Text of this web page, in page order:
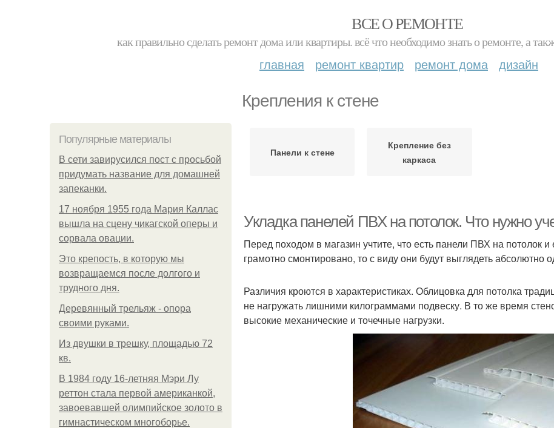
ВСЕ О РЕМОНТЕ
как правильно сделать ремонт дома или квартиры. всё что необходимо знать о ремонте, а
главная ремонт квартир ремонт дома дизайн
Крепления к стене
Популярные материалы
В сети завирусился пост с просьбой
придумать название для домашней
запеканки.
17 ноября 1955 года Мария Каллас
вышла на сцену чикагской оперы и
сорвала овации.
Это крепость, в которую мы
возвращаемся после долгого и
трудного дня.
Деревянный трельяж - опора
своими руками.
Из двушки в трешку, площадью 72
кв.
В 1984 году 16-летняя Мэри Лу
реттон стала первой американкой,
завоевавшей олимпийское золото в
гимнастическом многоборье.
Панели к стене
Крепление без
каркаса
Укладка панелей ПВХ на потолок. Что нужно
Перед походом в магазин учтите, что есть панели ПВХ на потолок
грамотно смонтировано, то с виду они будут выглядеть абсолютно
Различия кроются в характеристиках. Облицовка для потолка
не нагружать лишними килограммами подвеску. В то же время
высокие механические и точечные нагрузки.